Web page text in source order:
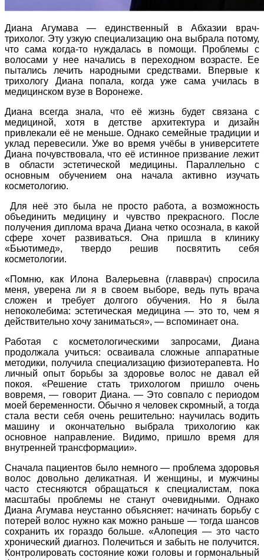
Диана Агумава — единственный в Абхазии врач-
трихолог. Эту узкую специализацию она выбрала потому,
что сама когда-то нуждалась в помощи. Проблемы с
волосами у нее начались в переходном возрасте. Ее
пытались лечить народными средствами. Впервые к
трихологу Диана попала, когда уже сама училась в
медицинском вузе в Воронеже.
Диана всегда знала, что её жизнь будет связана с
медициной, хотя в детстве архитектура и дизайн
привлекали её не меньше. Однако семейные традиции и
уклад перевесили. Уже во время учёбы в университете
Диана почувствовала, что её истинное призвание лежит
в области эстетической медицины. Параллельно с
основным обучением она начала активно изучать
косметологию.
Для неё это была не просто работа, а возможность
объединить медицину и чувство прекрасного. После
получения диплома врача Диана четко осознала, в какой
сфере хочет развиваться. Она пришла в клинику
«Бьютимед», твердо решив посвятить себя
косметологии.
«Помню, как Илона Валерьевна (главврач) спросила
меня, уверена ли я в своем выборе, ведь путь врача
сложен и требует долгого обучения. Но я была
непоколебима: эстетическая медицина — это то, чем я
действительно хочу заниматься», — вспоминает она.
Работая с косметологическими запросами, Диана
продолжала учиться: осваивала сложные аппаратные
методики, получила специализацию физиотерапевта. Но
личный опыт борьбы за здоровье волос не давал ей
покоя. «Решение стать трихологом пришло очень
вовремя, — говорит Диана. — Это совпало с периодом
моей беременности. Обычно я человек скромный, а тогда
стала вести себя очень решительно: научилась водить
машину и окончательно выбрала трихологию как
основное направление. Видимо, пришло время для
внутренней трансформации».
Сначала пациентов было немного — проблема здоровья
волос довольно деликатная. И женщины, и мужчины
часто стесняются обращаться к специалистам, пока
масштабы проблемы не станут очевидными. Однако
Диана Агумава неустанно объясняет: начинать борьбу с
потерей волос нужно как можно раньше — тогда шансов
сохранить их гораздо больше. «Алопеция — это часто
хронический диагноз. Полечиться и забыть не получится.
Контролировать состояние кожи головы и гормональный